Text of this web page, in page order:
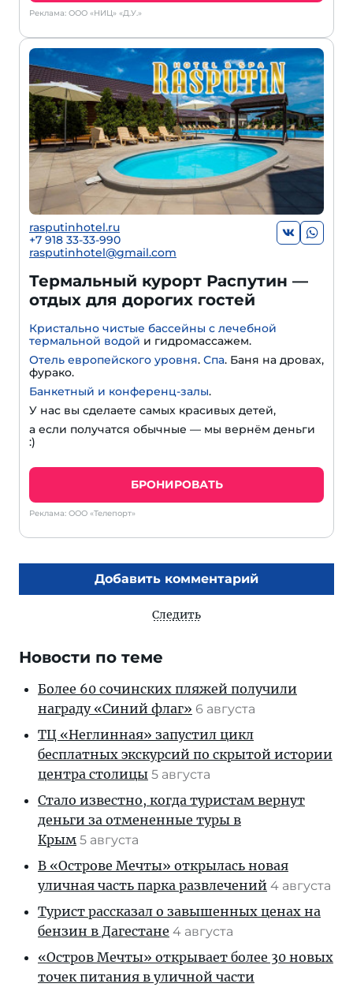
Реклама: ООО «НИЦ» «Д.У.»
rasputinhotel.ru
+7 918 33-33-990
rasputinhotel@gmail.com
Термальный курорт Распутин —
отдых для дорогих гостей
Кристально чистые бассейны с лечебной
термальной водой и гидромассажем.
Отель европейского уровня. Спа. Баня на дровах,
фурако.
Банкетный и конференц-залы.
У нас вы сделаете самых красивых детей,
а если получатся обычные — мы вернём деньги
:)
БРОНИРОВАТЬ
Реклама: ООО «Телепорт»
Добавить комментарий
Следить
Новости по теме
Более 60 сочинских пляжей получили
награду «Синий флаг» 6 августа
ТЦ «Неглинная» запустил цикл
бесплатных экскурсий по скрытой истории
центра столицы 5 августа
Стало известно, когда туристам вернут
деньги за отмененные туры в
Крым 5 августа
В «Острове Мечты» открылась новая
уличная часть парка развлечений 4 августа
Турист рассказал о завышенных ценах на
бензин в Дагестане 4 августа
«Остров Мечты» открывает более 30 новых
точек питания в уличной части